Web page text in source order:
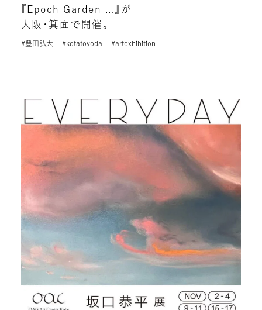
『Epoch Garden ...』が
大阪・箕面で開催。
#豊田弘大 #kotatoyoda #artexhibition